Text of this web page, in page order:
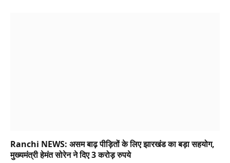
Ranchi NEWS: असम बाढ़ पीड़ितों के लिए झारखंड का बड़ा सहयोग,
मुख्यमंत्री हेमंत सोरेन ने दिए 3 करोड़ रुपये